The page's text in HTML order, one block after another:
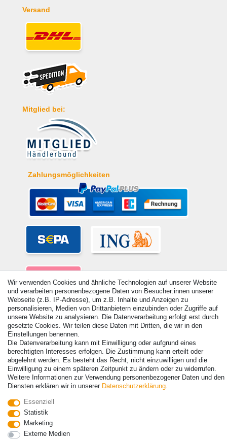
Versand
Mitglied bei:
Zahlungsmöglichkeiten
© Copyright 2026 | Alle Rechte vorbehalten. - Alle Rechte vorbehalten.
Preisangaben inkl. gesetzl. 19% MwSt. | Grundpreise siehe Artikeldetail | *Gilt für
Lieferungen nach Deutschland!
Vertrag widerrufen Kontakt
Wir verwenden Cookies und ähnliche Technologien auf unserer Website
und verarbeiten personenbezogene Daten von Besucher:innen unserer
Webseite (z.B. IP-Adresse), um z.B. Inhalte und Anzeigen zu
personalisieren, Medien von Drittanbietern einzubinden oder Zugriffe auf
unsere Website zu analysieren. Die Datenverarbeitung erfolgt erst durch
gesetzte Cookies. Wir teilen diese Daten mit Dritten, die wir in den
Einstellungen benennen.
Die Datenverarbeitung kann mit Einwilligung oder aufgrund eines
berechtigten Interesses erfolgen. Die Zustimmung kann erteilt oder
abgelehnt werden. Es besteht das Recht, nicht einzuwilligen und die
Einwilligung zu einem späteren Zeitpunkt zu ändern oder zu widerrufen.
Weitere Informationen zur Verwendung personenbezogener Daten und den
Diensten erklären wir in unserer Daten­schutz­erklärung.
Essenziell
Statistik
Marketing
Externe Medien